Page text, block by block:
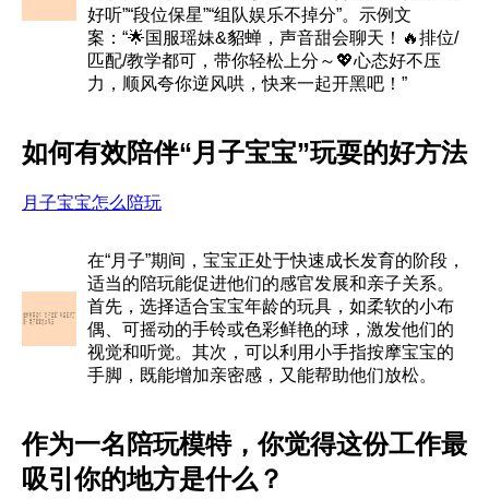
好听”“段位保星”“组队娱乐不掉分”。示例文
案：“🌟国服瑶妹&貂蝉，声音甜会聊天！🔥排位/
匹配/教学都可，带你轻松上分～💖心态好不压
力，顺风夸你逆风哄，快来一起开黑吧！”
如何有效陪伴“月子宝宝”玩耍的好方法
月子宝宝怎么陪玩
在“月子”期间，宝宝正处于快速成长发育的阶段，
适当的陪玩能促进他们的感官发展和亲子关系。
首先，选择适合宝宝年龄的玩具，如柔软的小布
偶、可摇动的手铃或色彩鲜艳的球，激发他们的
视觉和听觉。其次，可以利用小手指按摩宝宝的
手脚，既能增加亲密感，又能帮助他们放松。
作为一名陪玩模特，你觉得这份工作最
吸引你的地方是什么？